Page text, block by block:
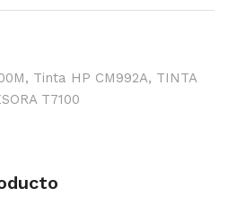
, Tinta HP CM992A, TINTA
T7100